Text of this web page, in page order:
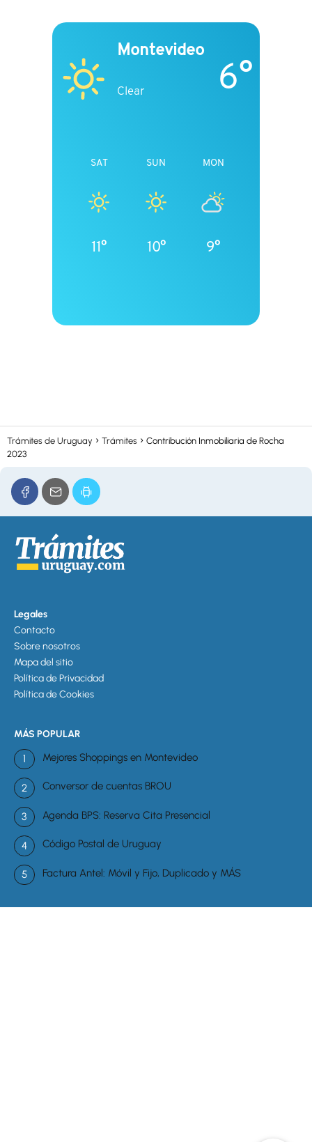
Montevideo
Clear 6°
SAT
11°
SUN
10°
MON
9°
Trámites de Uruguay Trámites
Contribución Inmobiliaria de Rocha
2023
Legales
Contacto
Sobre nosotros
Mapa del sitio
Política de Privacidad
Política de Cookies
MÁS POPULAR
Mejores Shoppings en Montevideo
Conversor de cuentas BROU
Agenda BPS: Reserva Cita Presencial
Código Postal de Uruguay
Factura Antel: Móvil y Fijo, Duplicado y MÁS